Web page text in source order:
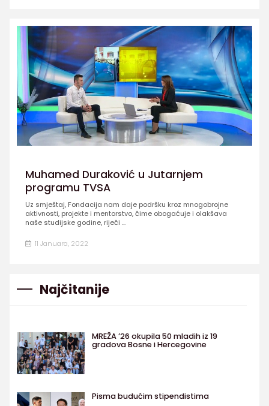
Muhamed Duraković u Jutarnjem
programu TVSA
Uz smještaj, Fondacija nam daje podršku kroz mnogobrojne
aktivnosti, projekte i mentorstvo, čime obogaćuje i olakšava
naše studijske godine, riječi ...
11 Januara, 2022
Najčitanije
MREŽA ’26 okupila 50 mladih iz 19
gradova Bosne i Hercegovine
Pisma budućim stipendistima